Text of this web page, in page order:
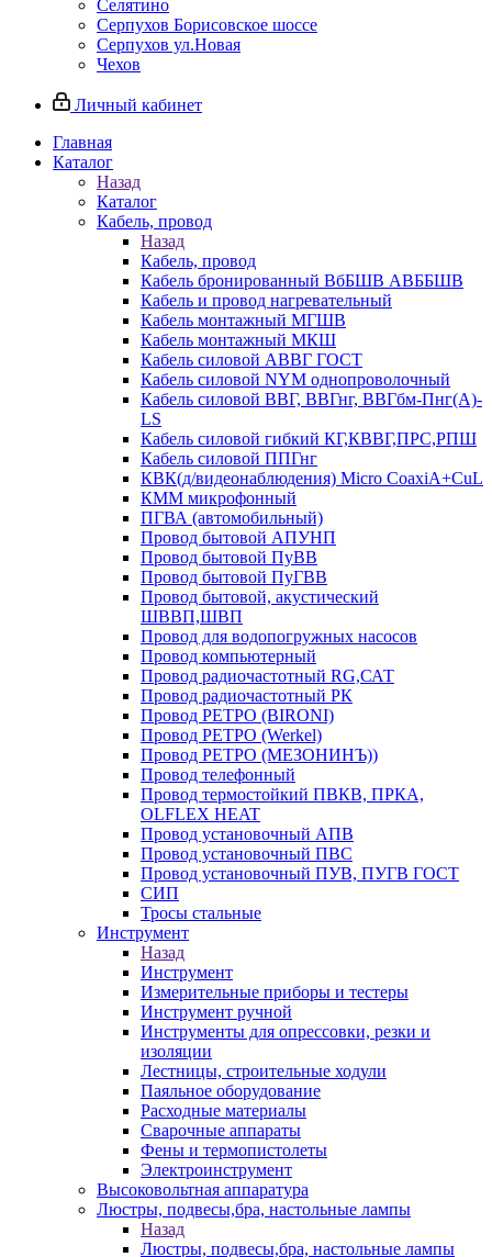
Селятино
Серпухов Борисовское шоссе
Серпухов ул.Новая
Чехов
Личный кабинет
Главная
Каталог
Назад
Каталог
Кабель, провод
Назад
Кабель, провод
Кабель бронированный ВбБШВ АВББШВ
Кабель и провод нагревательный
Кабель монтажный МГШВ
Кабель монтажный МКШ
Кабель силовой АВВГ ГОСТ
Кабель силовой NYM однопроволочный
Кабель силовой ВВГ, ВВГнг, ВВГбм-Пнг(А)-
LS
Кабель силовой гибкий КГ,КВВГ,ПРС,РПШ
Кабель силовой ППГнг
КВК(д/видеонаблюдения) Micro CoaxiA+CuL
КММ микрофонный
ПГВА (автомобильный)
Провод бытовой АПУНП
Провод бытовой ПуВВ
Провод бытовой ПуГВВ
Провод бытовой, акустический
ШВВП,ШВП
Провод для водопогружных насосов
Провод компьютерный
Провод радиочастотный RG,САТ
Провод радиочастотный РК
Провод РЕТРО (BIRONI)
Провод РЕТРО (Werkel)
Провод РЕТРО (МЕЗОНИНЪ))
Провод телефонный
Провод термостойкий ПВКВ, ПРКА,
OLFLEX HEAT
Провод установочный АПВ
Провод установочный ПВС
Провод установочный ПУВ, ПУГВ ГОСТ
СИП
Тросы стальные
Инструмент
Назад
Инструмент
Измерительные приборы и тестеры
Инструмент ручной
Инструменты для опрессовки, резки и
изоляции
Лестницы, строительные ходули
Паяльное оборудование
Расходные материалы
Сварочные аппараты
Фены и термопистолеты
Электроинструмент
Высоковольтная аппаратура
Люстры, подвесы,бра, настольные лампы
Назад
Люстры, подвесы,бра, настольные лампы